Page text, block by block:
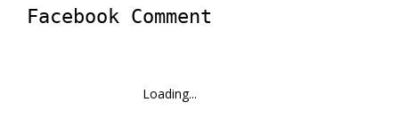
Facebook Comment
Loading...